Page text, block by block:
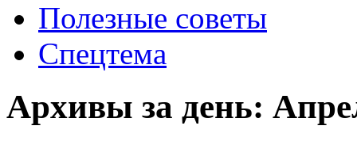
Полезные советы
Спецтема
Архивы за день: